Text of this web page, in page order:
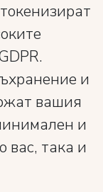
и
вашия
и
вас, така и